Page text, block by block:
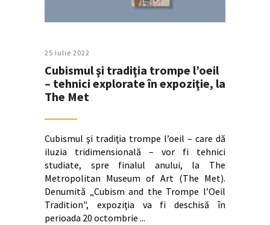
25 Iulie 2022
Cubismul şi tradiţia trompe l’oeil
– tehnici explorate în expoziţie, la
The Met
Cubismul şi tradiţia trompe l’oeil – care dă
iluzia tridimensională – vor fi tehnici
studiate, spre finalul anului, la The
Metropolitan Museum of Art (The Met).
Denumită „Cubism and the Trompe l’Oeil
Tradition", expoziţia va fi deschisă în
perioada 20 octombrie